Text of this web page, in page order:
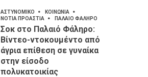
ΑΣΤΥΝΟΜΙΚΟ
ΚΟΙΝΩΝΙΑ
ΝΟΤΙΑ ΠΡΟΑΣΤΙΑ
ΠΑΛΑΙΟ ΦΑΛΗΡΟ
Σοκ στο Παλαιό Φάληρο:
Βίντεο-ντοκουμέντο από
άγρια επίθεση σε γυναίκα
στην είσοδο
πολυκατοικίας